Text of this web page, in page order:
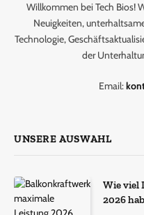
Willkommen bei Tech Bios!
Neuigkeiten,
Technologie,
der
Email:
UNSERE AUSWAHL
Wie viel
2026